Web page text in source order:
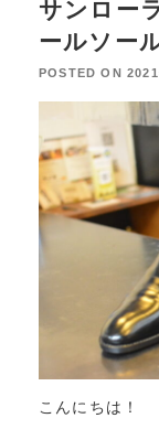
サンロー
ールソー
POSTED ON
こんにちは！